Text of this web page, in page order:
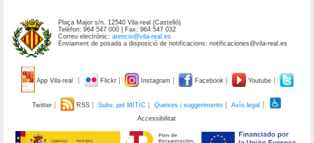
Plaça Major s/n. 12540 Vila-real (Castelló)
Telèfon: 964 547 000 | Fax: 964 547 032
Correu electrònic:atencio@vila-real.es
Enviament de posada a disposició de notificacions: notificaciones@vila-real.es
App Vila-real Flickr Instagram Facebook Youtube
Twitter RSS Subv. pel MITIC Queixes i suggeriments
Avís legal
Accessibilitat